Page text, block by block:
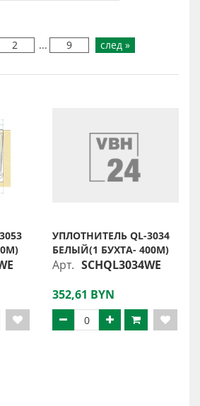
2 ... 9 след »
УПЛОТНИТЕЛЬ QL-3034
БЕЛЫЙ(1 БУХТА- 400М)
Арт. SCHQL3034WE
352,61 BYN